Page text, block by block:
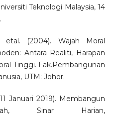
Teknologi Malaysia, 14
(2004). Wajah Moral
Antara Realiti, Harapan
Tinggi. Fak.Pembangunan
UTM: Johor.
Januari 2019). Membangun
Sinar Harian,